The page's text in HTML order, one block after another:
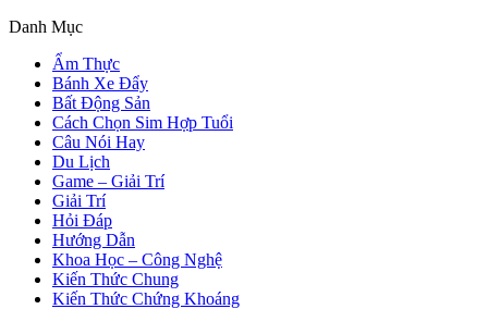
Danh Mục
Ẩm Thực
Bánh Xe Đẩy
Bất Động Sản
Cách Chọn Sim Hợp Tuổi
Câu Nói Hay
Du Lịch
Game – Giải Trí
Giải Trí
Hỏi Đáp
Hướng Dẫn
Khoa Học – Công Nghệ
Kiến Thức Chung
Kiến Thức Chứng Khoáng